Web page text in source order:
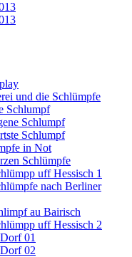
und die Schlümpfe
Schlumpf
Schlumpf
Schlumpf
in Not
Schlümpfe
uff Hessisch 1
nach Berliner
au Bairisch
uff Hessisch 2
01
02